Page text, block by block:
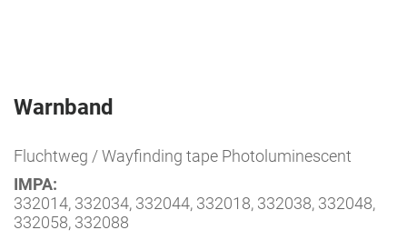
Warnband
Fluchtweg / Wayfinding tape Photoluminescent
IMPA:
332014, 332034, 332044, 332018, 332038, 332048,
332058, 332088